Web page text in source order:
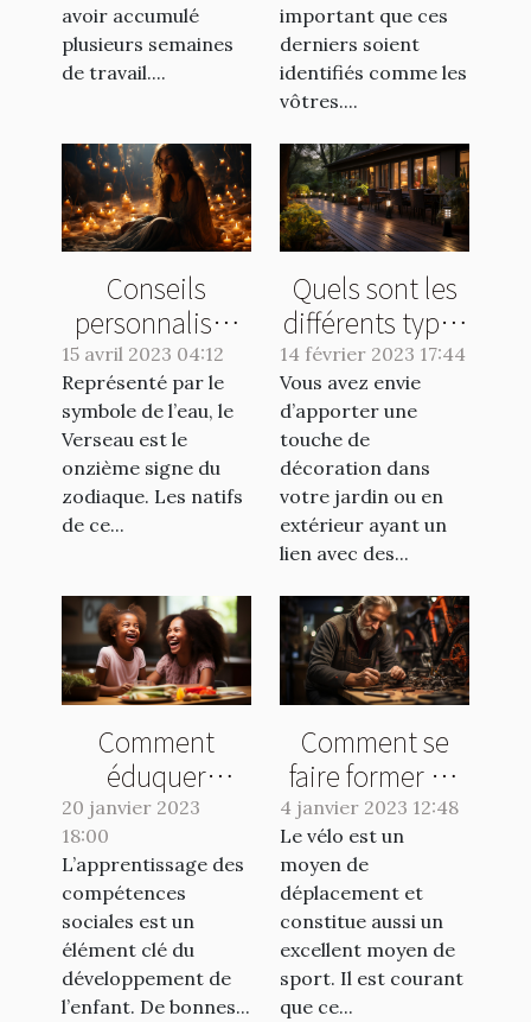
avoir accumulé
plusieurs semaines
de travail....
important que ces
derniers soient
identifiés comme les
vôtres....
Conseils
personnalisés
pour les natifs
du signe
Verseau :
comment
maximiser votre
potentiel
15 avril 2023 04:12
Représenté par le
symbole de l’eau, le
Verseau est le
onzième signe du
zodiaque. Les natifs
de ce...
Quels sont les
différents types
d’éclairage que
vous pouvez
avoir dans votre
jardin ?
14 février 2023 17:44
Vous avez envie
d’apporter une
touche de
décoration dans
votre jardin ou en
extérieur ayant un
lien avec des...
Comment
éduquer
positivement
votre enfant ?
20 janvier 2023
18:00
L’apprentissage des
compétences
sociales est un
élément clé du
développement de
l’enfant. De bonnes...
Comment se
faire former en
réparation vélo
?
4 janvier 2023 12:48
Le vélo est un
moyen de
déplacement et
constitue aussi un
excellent moyen de
sport. Il est courant
que ce...